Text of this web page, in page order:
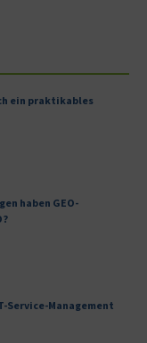
ein praktikables
haben GEO-
Service-Management